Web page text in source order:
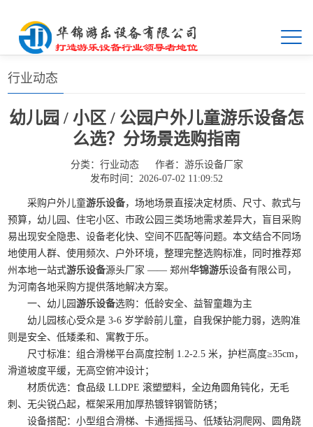
首页>>新闻中心>>行业动态
行业动态
幼儿园 / 小区 / 公园户外儿童游乐设备怎
么选？分场景选购指南
分类： 行业动态 作者： 游乐设备厂家
发布时间：2026-07-02 11:09:52
采购户外儿童游乐设备，场地场景直接决定材质、尺寸、款式与
预算，幼儿园、住宅小区、市政公园三类场地需求差异大，盲目采购
易出现安全隐患、设备老化快、空间不匹配等问题。本文结合不同场
地使用人群、使用频次、户外环境，整理完整选购标准，同时推荐郑
州本地一站式游乐设备源头厂家 —— 郑州华锦游乐设备有限公司，
为河南各地采购方提供落地解决方案。
一、幼儿园游乐设备选购：低龄安全、益智童趣为主
幼儿园核心受众是 3-6 岁学龄前儿童，自我保护能力弱，选购准
则是安全、低矮柔和、寓教于乐。
尺寸标准：组合滑梯平台高度控制 1.2-2.5 米，护栏高度≥35cm，
滑道坡度平缓，无高空俯冲设计；
材质优选：食品级 LLDPE 滚塑塑料，全边角圆角钝化，无毛
刺、无尖锐凸起，框架采用加厚热镀锌钢管防锈；
设备搭配：小型组合滑梯、卡通摇摇马、低矮钻洞爬网、圆角跷